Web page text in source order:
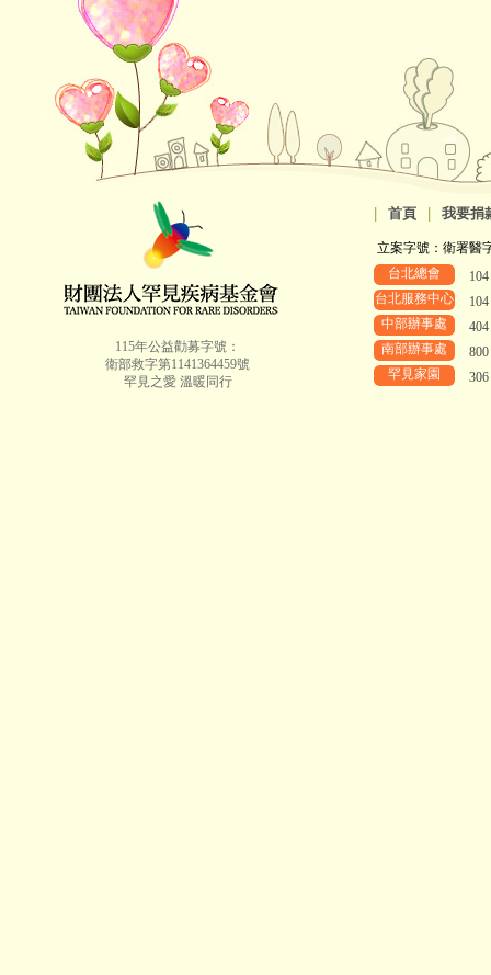
115年公益勸募字號：
衛部救字第1141364459號
罕見之愛 溫暖同行
首頁 我要捐
立案字號：衛署醫
台北總會
台北服務中心
中部辦事處
南部辦事處
罕見家園